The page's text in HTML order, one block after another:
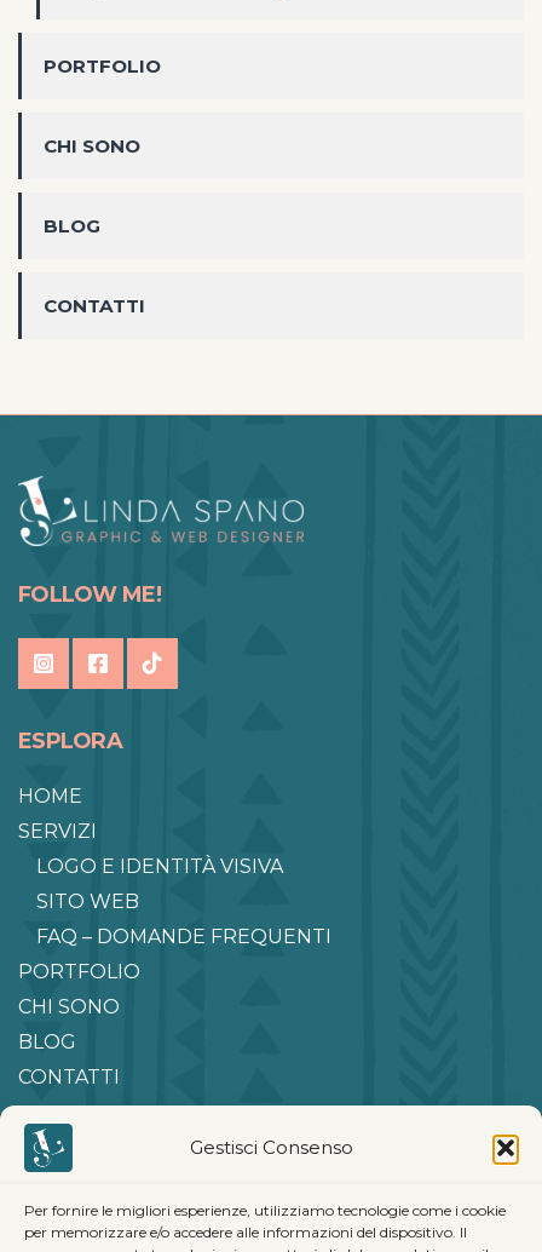
Gestisci Consenso
Per fornire le migliori esperienze, utilizziamo tecnologie come i cookie
per memorizzare e/o accedere alle informazioni del dispositivo. Il
PORTFOLIO
CHI SONO
BLOG
CONTATTI
FOLLOW ME!
ESPLORA
HOME
SERVIZI
LOGO E IDENTITÀ VISIVA
SITO WEB
FAQ – DOMANDE FREQUENTI
PORTFOLIO
CHI SONO
BLOG
CONTATTI
Vuoi trasformare un’idea in realtà?